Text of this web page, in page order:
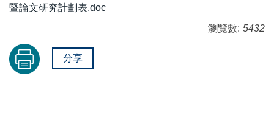
暨論文研究計劃表.doc
瀏覽數: 5432
分享